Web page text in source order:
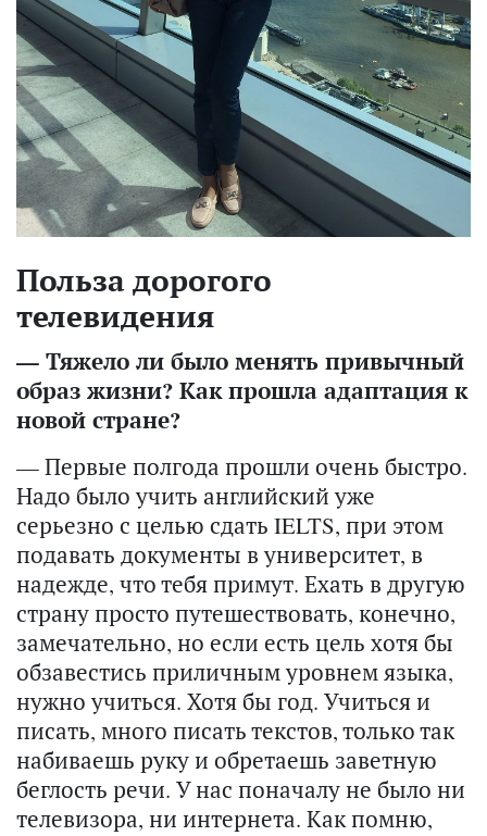
Польза дорогого
телевидения
— Тяжело ли было менять привычный
образ жизни? Как прошла адаптация к
новой стране?
— Первые полгода прошли очень быстро.
Надо было учить английский уже
серьезно с целью сдать IELTS, при этом
подавать документы в университет, в
надежде, что тебя примут. Ехать в другую
страну просто путешествовать, конечно,
замечательно, но если есть цель хотя бы
обзавестись приличным уровнем языка,
нужно учиться. Хотя бы год. Учиться и
писать, много писать текстов, только так
набиваешь руку и обретаешь заветную
беглость речи. У нас поначалу не было ни
телевизора, ни интернета. Как помню,